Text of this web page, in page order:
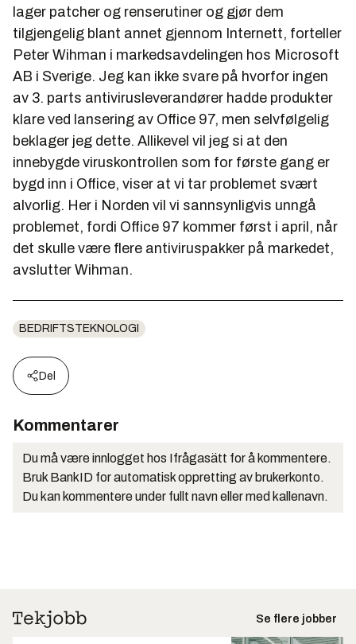
lager patcher og renserutiner og gjør dem
tilgjengelig blant annet gjennom Internett, forteller
Peter Wihman i markedsavdelingen hos Microsoft
AB i Sverige. Jeg kan ikke svare på hvorfor ingen
av 3. parts antivirusleverandører hadde produkter
klare ved lansering av Office 97, men selvfølgelig
beklager jeg dette. Allikevel vil jeg si at den
innebygde viruskontrollen som for første gang er
bygd inn i Office, viser at vi tar problemet svært
alvorlig. Her i Norden vil vi sannsynligvis unngå
problemet, fordi Office 97 kommer først i april, når
det skulle være flere antiviruspakker på markedet,
avslutter Wihman.
BEDRIFTSTEKNOLOGI
Del
Kommentarer
Du må være innlogget hos Ifrågasätt for å kommentere.
Bruk BankID for automatisk oppretting av brukerkonto.
Du kan kommentere under fullt navn eller med kallenavn.
Se flere jobber